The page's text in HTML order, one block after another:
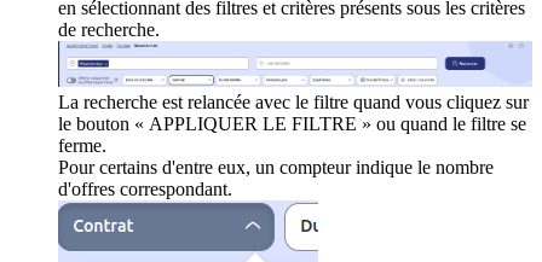
en sélectionnant des filtres et critères présents sous les critères
de recherche.
La recherche est relancée avec le filtre quand vous cliquez sur
le bouton « APPLIQUER LE FILTRE » ou quand le filtre se
ferme.
Pour certains d'entre eux, un compteur indique le nombre
d'offres correspondant.